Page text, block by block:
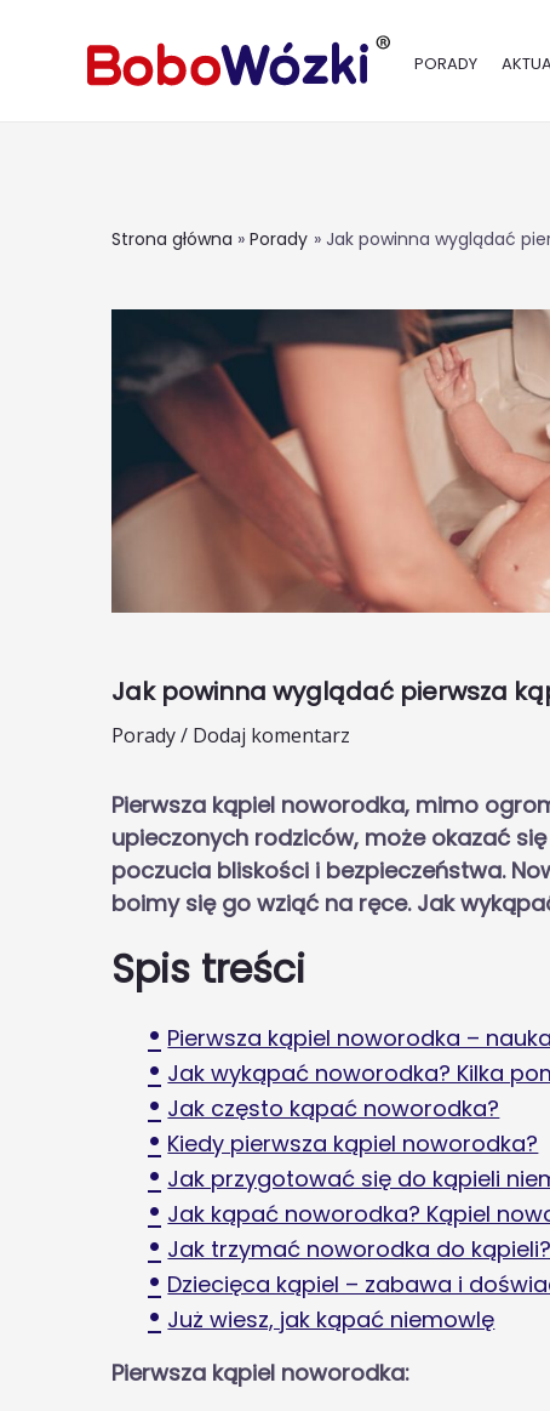
PORADY
Strona główna Porady Jak powinna wyglądać
Jak powinna wyglądać pierwsza
Porady/ Dodaj komentarz
Pierwsza kąpiel noworodka, mimo
upieczonych rodziców, może okazać
poczucia bliskości i bezpieczeństwa.
boimy się go wziąć na ręce. Jak
Spis treści
Pierwsza kąpiel noworodka –
Jak wykąpać noworodka? Kilka
Jak często kąpać noworodka?
Kiedy pierwsza kąpiel noworodka?
Jak przygotować się do kąpieli
Jak kąpać noworodka? Kąpiel
Jak trzymać noworodka do kąpieli?
Dziecięca kąpiel – zabawa i
Już wiesz, jak kąpać niemowlę
Pierwsza kąpiel noworodka: